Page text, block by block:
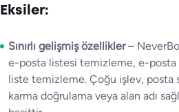
Eksiler:
Sınırlı gelişmiş özellikler–
e-posta listesi temizleme, e-
liste temizleme. Çoğu işlev, posta
karma doğrulama veya alan adı